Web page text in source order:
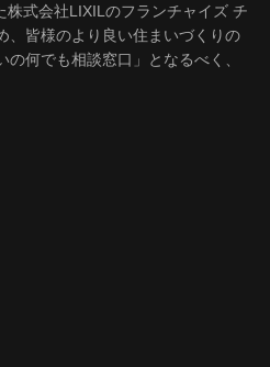
式会社LIXILのフランチャイズ チ
、皆様のより良い住まいづくりの
何でも相談窓口」となるべく、